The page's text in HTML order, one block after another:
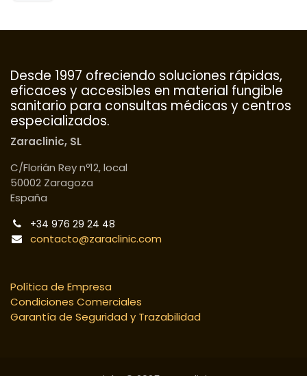
Desde 1997 ofreciendo soluciones rápidas,
eficaces y accesibles en material fungible
sanitario para consultas médicas y centros
especializados.
Zaraclinic, SL
C/Florián Rey nº12, local
50002 Zaragoza
España
+34 976 29 24 48
contacto@zaraclinic.com
Política de Empresa
Condiciones Comerciales
Garantía de Seguridad y Trazabilidad